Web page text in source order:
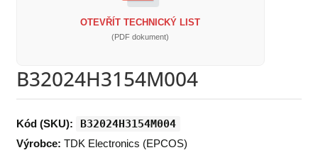
OTEVŘÍT TECHNICKÝ LIST
(PDF dokument)
B32024H3154M004
Kód (SKU): B32024H3154M004
Výrobce: TDK Electronics (EPCOS)